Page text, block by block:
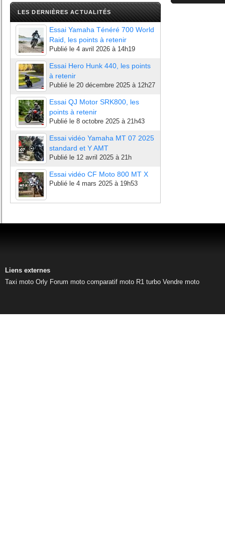
LES DERNIÈRES ACTUALITÉS
Essai Yamaha Ténéré 700 World
Raid, les points à retenir
Publié le 4 avril 2026 à 14h19
Essai Hero Hunk 440, les points
à retenir
Publié le 20 décembre 2025 à 12h27
Essai QJ Motor SRK800, les
points à retenir
Publié le 8 octobre 2025 à 21h43
Essai vidéo Yamaha MT 07 2025
standard et Y AMT
Publié le 12 avril 2025 à 21h
Essai vidéo CF Moto 800 MT X
Publié le 4 mars 2025 à 19h53
Liens externes
Taxi moto Orly Forum moto comparatif moto R1 turbo Vendre moto